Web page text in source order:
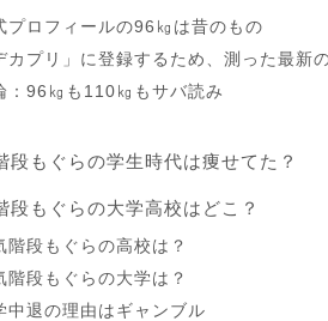
プロフィールの96㎏は昔のもの
カプリ」に登録するため、測った最新
：96㎏も110㎏もサバ読み
段もぐらの学生時代は痩せてた？
段もぐらの大学高校はどこ？
階段もぐらの高校は？
階段もぐらの大学は？
中退の理由はギャンブル